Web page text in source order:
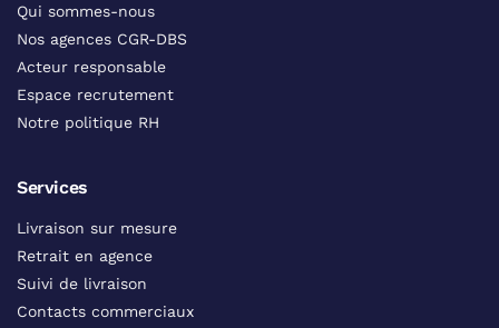
Qui sommes-nous
Nos agences CGR-DBS
Acteur responsable
Espace recrutement
Notre politique RH
Services
Livraison sur mesure
Retrait en agence
Suivi de livraison
Contacts commerciaux